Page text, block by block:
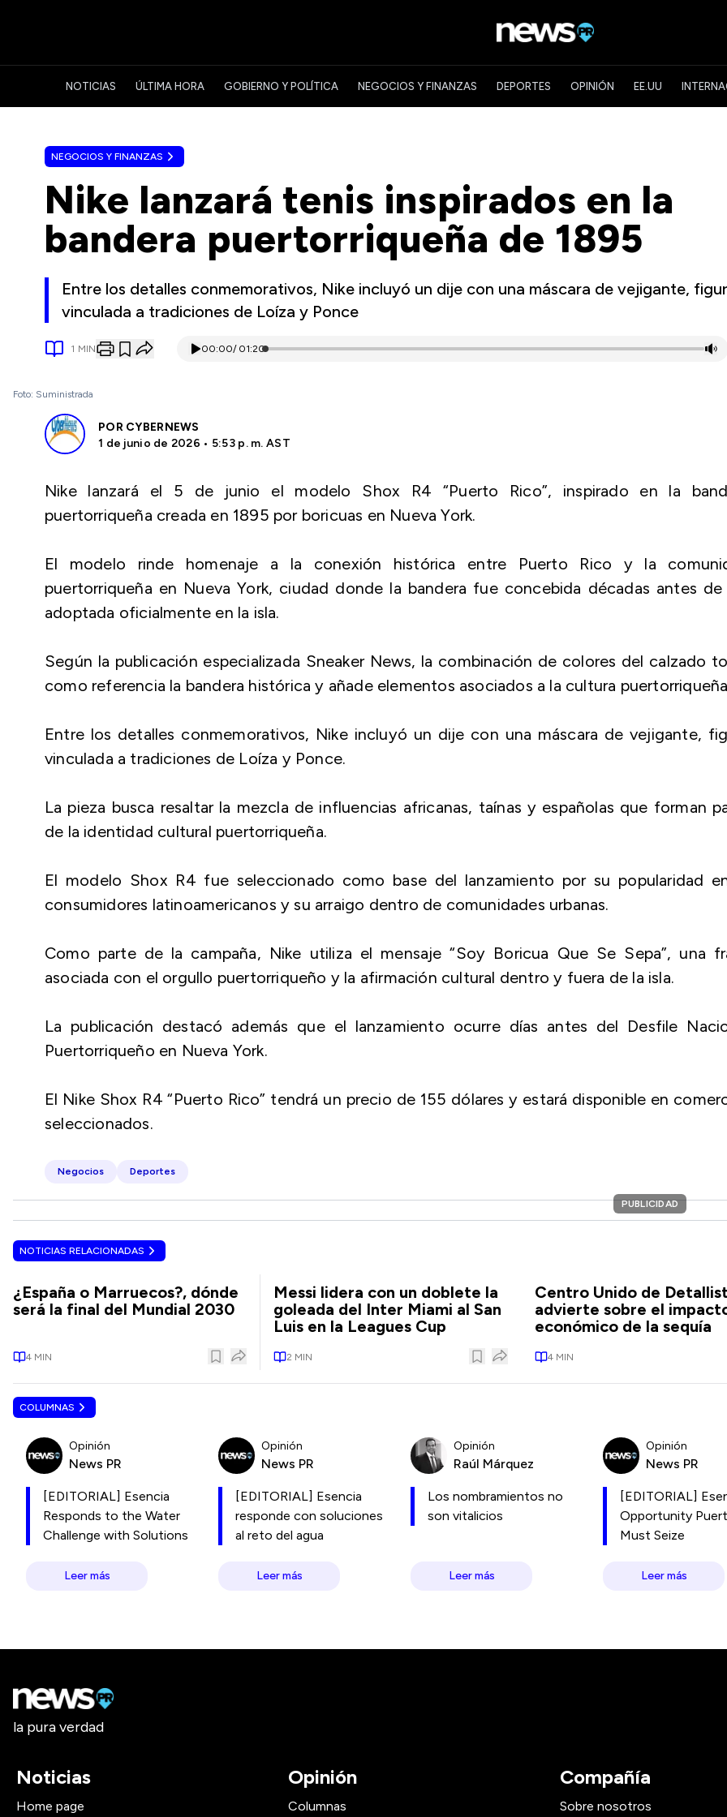
NOTICIAS ÚLTIMA HORA GOBIERNO Y POLÍTICA NEGOCIOS Y FINANZAS DEPORTES OPINIÓN EE.UU
NEGOCIOS Y FINANZAS
Nike lanzará tenis inspirados en la
bandera puertorriqueña de 1895
Entre los detalles conmemorativos, Nike incluyó un dije con una máscara de vejigante,
vinculada a tradiciones de Loíza y Ponce
1 MIN 00:00/ 01:20
Foto: Suministrada
POR CYBERNEWS
1 de junio de 2026 • 5:53 p. m. AST
Nike lanzará el 5 de junio el modelo Shox R4 “Puerto Rico”, inspirado en la
puertorriqueña creada en 1895 por boricuas en Nueva York.
El modelo rinde homenaje a la conexión histórica entre Puerto Rico y la
puertorriqueña en Nueva York, ciudad donde la bandera fue concebida décadas antes de
adoptada oficialmente en la isla.
Según la publicación especializada Sneaker News, la combinación de colores del calzado
como referencia la bandera histórica y añade elementos asociados a la cultura
Entre los detalles conmemorativos, Nike incluyó un dije con una máscara de vejigante,
vinculada a tradiciones de Loíza y Ponce.
La pieza busca resaltar la mezcla de influencias africanas, taínas y españolas que forman
de la identidad cultural puertorriqueña.
El modelo Shox R4 fue seleccionado como base del lanzamiento por su popularidad
consumidores latinoamericanos y su arraigo dentro de comunidades urbanas.
Como parte de la campaña, Nike utiliza el mensaje “Soy Boricua Que Se Sepa”, una
asociada con el orgullo puertorriqueño y la afirmación cultural dentro y fuera de la isla.
La publicación destacó además que el lanzamiento ocurre días antes del Desfile
Puertorriqueño en Nueva York.
El Nike Shox R4 “Puerto Rico” tendrá un precio de 155 dólares y estará disponible en
seleccionados.
Negocios Deportes
PUBLICIDAD
NOTICIAS RELACIONADAS
¿España o Marruecos?, dónde
será la final del Mundial 2030
4 MIN
Messi lidera con un doblete la
goleada del Inter Miami al San
Luis en la Leagues Cup
2 MIN
Centro Unido de
advierte sobre el
económico de la sequía
4MIN
COLUMNAS
Opinión
News PR
[EDITORIAL] Esencia
Responds to the Water
Challenge with Solutions
Leer más
Opinión
News PR
[EDITORIAL] Esencia
responde con soluciones
al reto del agua
Leer más
Opinión
Raúl Márquez
Los nombramientos no
son vitalicios
Leer más
Opinión
News PR
[EDITORIAL]
Opportunity
Must Seize
Leer más
la pura verdad
Noticias
Home page
Opinión
Columnas
Compañía
Sobre nosotros